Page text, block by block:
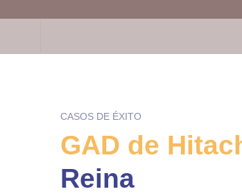
CASOS DE ÉXITO
GAD de
Reina